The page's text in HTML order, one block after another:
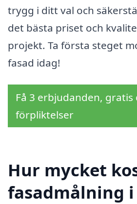
trygg i ditt val och
det bästa priset och
projekt. Ta första steget
fasad idag!
Få 3 erbjudanden, gratis
förpliktelser
Hur mycket
fasadmålning i